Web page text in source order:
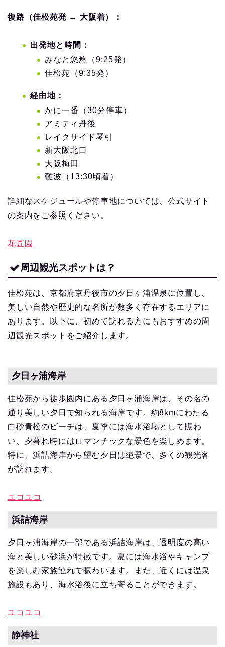
復路（佳松苑発 → 大阪着）：
出発地と時間：
みなと悠悠（9:25発）
佳松苑（9:35発）
経由地：
かに一番（30分停車）
アミティ丹後
レイクサイド琴引
新大阪北口
大阪梅田
難波（13:30頃着）
詳細なスケジュールや停車地については、公式サイト
の案内をご参照ください。
花匠園
周辺観光スポットは？
佳松苑は、京都府京丹後市の夕日ヶ浦温泉に位置し、
美しい自然や歴史的な名所が数多く存在するエリアに
あります。以下に、初めて訪れる方にもおすすめの周
辺観光スポットをご紹介します。
夕日ヶ浦海岸
佳松苑から徒歩圏内にある夕日ヶ浦海岸は、その名の
通り美しい夕日で知られる海岸です。約8kmにわたる
白砂青松のビーチは、夏季には海水浴場として賑わ
い、夕暮れ時にはロマンチックな景色を楽しめます。
特に、浜詰海岸から望む夕日は絶景で、多くの観光客
が訪れます。
ユコユコ
浜詰海岸
夕日ヶ浦海岸の一部である浜詰海岸は、透明度の高い
海と美しい砂浜が特徴です。夏には海水浴やキャンプ
を楽しむ家族連れで賑わいます。また、近くには温泉
施設もあり、海水浴後に立ち寄ることができます。
ユコユコ
静神社